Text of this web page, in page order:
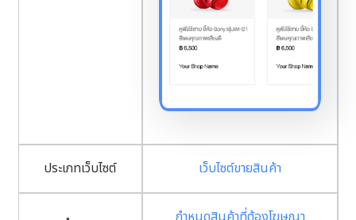
ประเภทเว็บไซต์ เว็บไซต์ขายสินค้า